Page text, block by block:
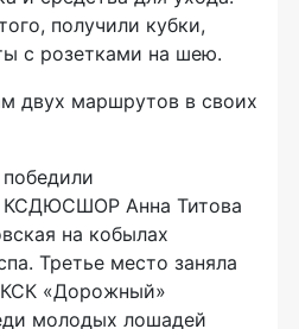
получили кубки,
с розетками на шею.
двух маршрутов в своих
КСДЮСШОР Анна Титова
на кобылах
Третье место заняла
«Дорожный»
молодых лошадей